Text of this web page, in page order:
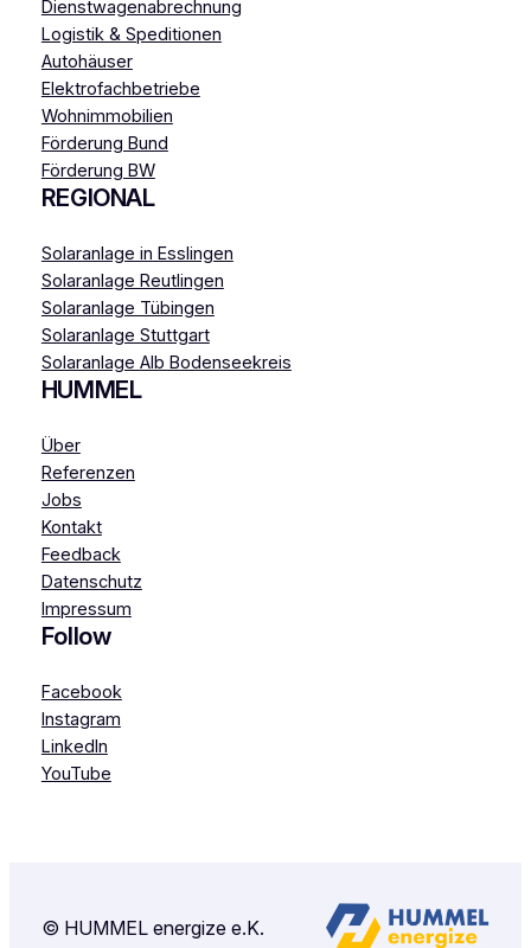
Dienstwagenabrechnung
Logistik & Speditionen
Autohäuser
Elektrofachbetriebe
Wohnimmobilien
Förderung Bund
Förderung BW
REGIONAL
Solaranlage in Esslingen
Solaranlage Reutlingen
Solaranlage Tübingen
Solaranlage Stuttgart
Solaranlage Alb Bodenseekreis
HUMMEL
Über
Referenzen
Jobs
Kontakt
Feedback
Datenschutz
Impressum
Follow
Facebook
Instagram
LinkedIn
YouTube
© HUMMEL energize e.K.